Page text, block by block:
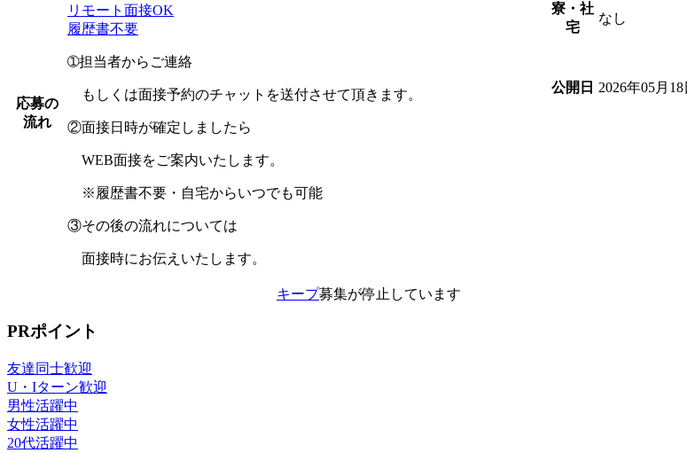
応募の
流れ
リモート面接OK
履歴書不要
➀担当者からご連絡
もしくは面接予約のチャットを送付させて頂きます。
②面接日時が確定しましたら
WEB面接をご案内いたします。
※履歴書不要・自宅からいつでも可能
③その後の流れについては
面接時にお伝えいたします。
寮・社
宅
なし
公開日 2026年05月18
キープ募集が停止しています
PRポイント
友達同士歓迎
U・Iターン歓迎
男性活躍中
女性活躍中
20代活躍中